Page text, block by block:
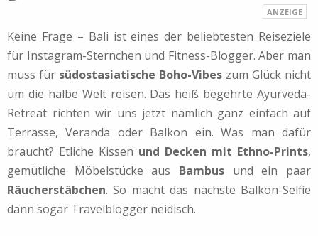
Keine Frage – Bali ist eines der beliebtesten Reiseziele
für Instagram-Sternchen und Fitness-Blogger. Aber man
muss für südostasiatische Boho-Vibes zum Glück nicht
um die halbe Welt reisen. Das heiß begehrte Ayurveda-
Retreat richten wir uns jetzt nämlich ganz einfach auf
Terrasse, Veranda oder Balkon ein. Was man dafür
braucht? Etliche Kissen und Decken mit Ethno-Prints,
gemütliche Möbelstücke aus Bambus und ein paar
Räucherstäbchen. So macht das nächste Balkon-Selfie
dann sogar Travelblogger neidisch.